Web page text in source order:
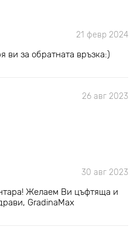
21 февр 2024
ви за обратната връзка:)
26 авг 2023
30 авг 2023
Желаем Ви цъфтяща и
GradinaMax